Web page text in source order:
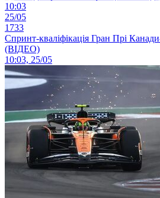
10:03
25/05
1733
Спринт-кваліфікація Гран Прі
(ВІДЕО)
10:03, 25/05